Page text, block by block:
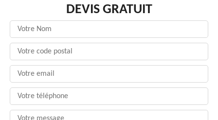
DEVIS GRATUIT